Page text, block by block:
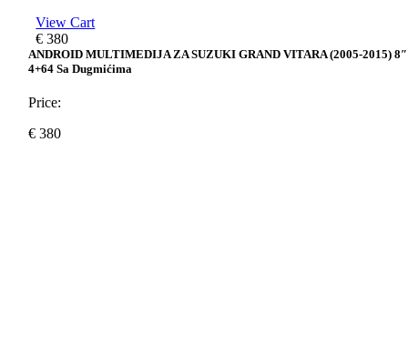
View Cart
€ 380
ANDROID MULTIMEDIJA ZA SUZUKI GRAND VITARA (2005-2015) 8″
4+64 Sa Dugmićima
Price:
€ 380